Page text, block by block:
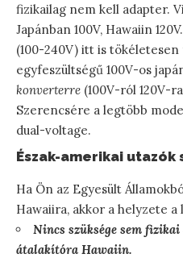
fizikailag nem kell adapter.
Japánban 100V, Hawaiin
(100-240V) itt is
egyfeszültségű 100V-os
konverterre (100V-ról 120V-
Szerencsére a legtöbb
dual-voltage.
Észak-amerikai utazók
Ha Ön az Egyesült
Hawaiira, akkor a helyzete a
Nincs szüksége sem
átalakítóra Hawaiin.